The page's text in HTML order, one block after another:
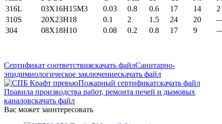
316L
03X16H15M3 0.03 0.8 0.6 17 14
2
310S
20Х23Н18 0.1 2 1.5 24 20
304
08Х18Н10 0.08 0.2 0.8 17 9
Сертификат соответствияскачать файлСанитарно-
эпидимиологическое заключениескачать файл
Пожарный сертификатскачать файл
Правила производства работ, ремонта печей и дымовых
каналовскачать файл
Вас может заинтересовать